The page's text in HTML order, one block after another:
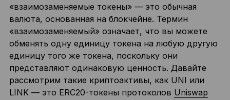
«взаимозаменяемые токены» — это обычная
валюта, основанная на блокчейне. Термин
«взаимозаменяемый» означает, что вы можете
обменять одну единицу токена на любую другую
единицу того же токена, поскольку они
представляют одинаковую ценность. Давайте
рассмотрим такие криптоактивы, как UNI или
LINK — это ERC20-токены протоколов Uniswap